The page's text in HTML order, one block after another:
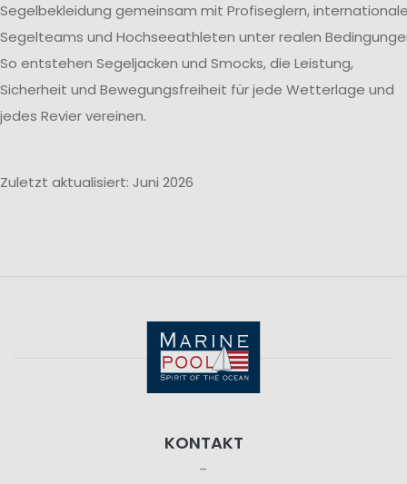
Segelbekleidung gemeinsam mit Profiseglern,
Segelteams und Hochseeathleten unter realen
So entstehen Segeljacken und Smocks, die Leistung,
Sicherheit und Bewegungsfreiheit für jede Wetterlage und
jedes Revier vereinen.
Zuletzt aktualisiert: Juni 2026
KONTAKT